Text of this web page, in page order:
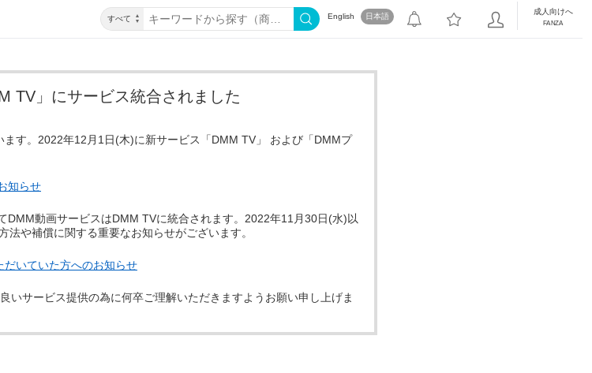
すべて English 日本語
成人向けへ
FANZA
TV」にサービス統合されました
す。2022年12月1日(木)に新サービス「DMM TV」 および「DMMプ
知らせ
動画サービスはDMM TVに統合されます。2022年11月30日(水)以
や補償に関する重要なお知らせがございます。
いていた方へのお知らせ
いサービス提供の為に何卒ご理解いただきますようお願い申し上げま